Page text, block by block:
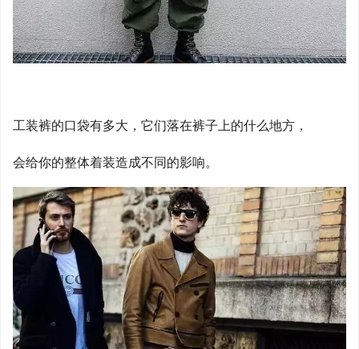
工装裤的口袋有多大，它们落在裤子上的什么地方，
会给你的整体着装造成不同的影响。